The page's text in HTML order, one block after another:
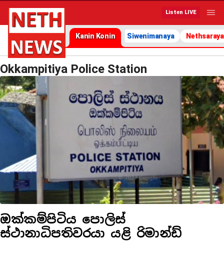
Listen LIVE
Kanin Konin Siwenimanaya Nethsaraya
Okkampitiya Police Station
ඔක්කම්පිටිය පොලිස්
ස්ථානාධිපතිවරයා යළි රිමාන්ඩ්